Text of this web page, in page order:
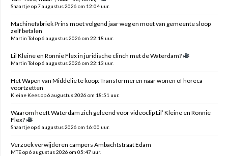
Snaartje op 7 augustus 2026 om 12:04 uur.
Machinefabriek Prins moet volgend jaar weg en moet van gemeente sloop
zelf betalen
Martin Tol op 6 augustus 2026 om 22:18 uur.
Lil Kleine en Ronnie Flex in juridische clinch met de Waterdam?
Martin Tol op 6 augustus 2026 om 22:13 uur.
Het Wapen van Middelie te koop: Transformeren naar wonen of horeca
voortzetten
Kleine Kees op 6 augustus 2026 om 18:51 uur.
Waarom heeft Waterdam zich geleend voor videoclip Lil’ Kleine en Ronnie
Flex?
Snaartje op 6 augustus 2026 om 16:00 uur.
Verzoek verwijderen campers Ambachtstraat Edam
MTE op 6 augustus 2026 om 05:47 uur.